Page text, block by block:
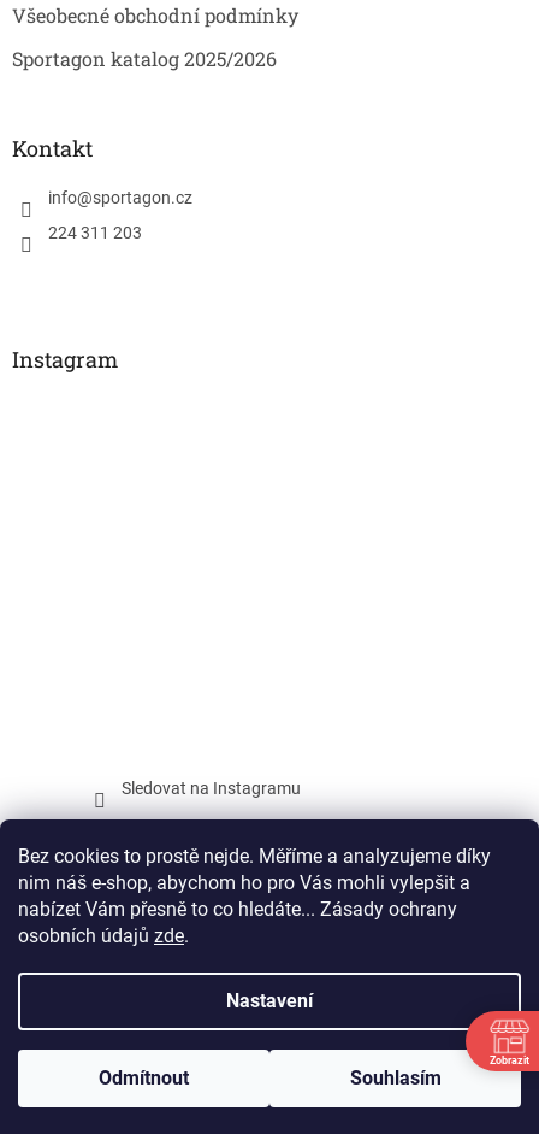
Bez cookies to prostě nejde. Měříme a analyzujeme díky
nim náš e-shop, abychom ho pro Vás mohli vylepšit a
nabízet Vám přesně to co hledáte... Zásady ochrany
osobních údajů zde.
Nastavení
Odmítnout Souhlasím
Všeobecné obchodní podmínky
Sportagon katalog 2025/2026
Kontakt
info@sportagon.cz
224 311 203
Instagram
Sledovat na Instagramu
Facebook
SPORTAGON.CZ
. Všechna práva vyhrazena.
Upravit nastavení cookies
Zobrazit